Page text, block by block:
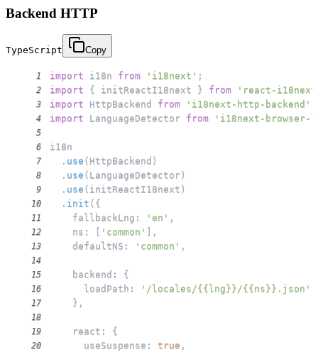
Backend HTTP
TypeScript Copy
1 import i18n from 'i18next' ;
2 import { initReactI18next } from 'react-
3 import HttpBackend from 'i18next-http-backend'
4 import LanguageDetector from 'i18next-browser-
5
6
7 . use ( HttpBackend )
8 . use ( LanguageDetector)
9 . use ( initReactI18next )
10 . init ( {
11
    fallbackLng
: 'en' ,
12
    ns
: [ 'common' ] ,
13
    defaultNS
: 'common' ,
14
15
    backend
: {
16
      loadPath
: '/locales/{{lng}}/{{ns}}.json'
17 } ,
18
19
    react
: {
20
      useSuspense
: true ,